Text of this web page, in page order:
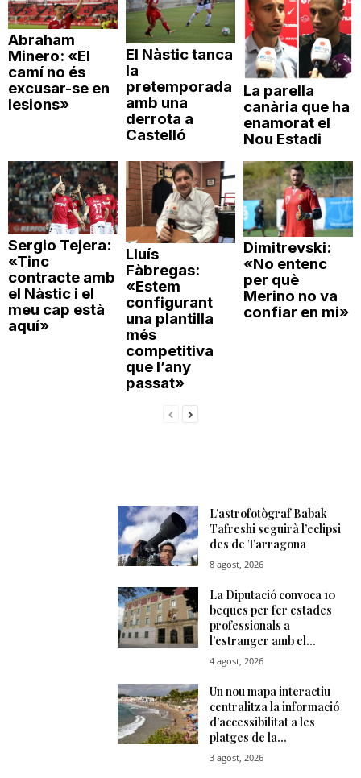
Abraham
Minero: «El
camí no és
excusar-se en
lesions»
El Nàstic tanca
la
pretemporada
amb una
derrota a
Castelló
La parella
canària que ha
enamorat el
Nou Estadi
Sergio Tejera:
«Tinc
contracte amb
el Nàstic i el
meu cap està
aquí»
Lluís
Fàbregas:
«Estem
configurant
una plantilla
més
competitiva
que l’any
passat»
Dimitrevski:
«No entenc
per què
Merino no va
confiar en mi»